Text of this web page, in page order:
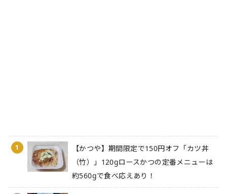
1
【かつや】期間限定で150円オフ「カツ丼
（竹）」120gロースかつの定番メニューは
約560gで食べ応えあり！